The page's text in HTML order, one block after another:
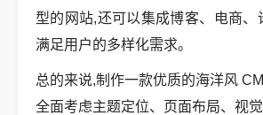
型的网站,还可以集成博客、电商、
满足用户的多样化需求。
总的来说,制作一款优质的海洋风
全面考虑主题定位、页面布局、视